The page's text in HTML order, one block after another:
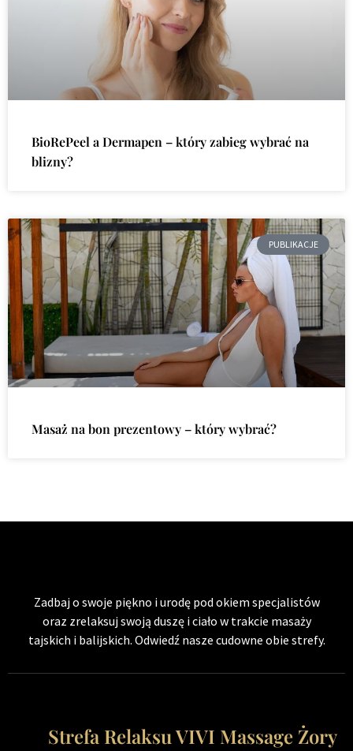
BioRePeel a Dermapen – który zabieg wybrać na
blizny?
PUBLIKACJE
Masaż na bon prezentowy – który wybrać?
Zadbaj o swoje piękno i urodę pod okiem specjalistów
oraz zrelaksuj swoją duszę i ciało w trakcie masaży
tajskich i balijskich. Odwiedź nasze cudowne obie strefy.
Strefa Relaksu VIVI Massage Żory